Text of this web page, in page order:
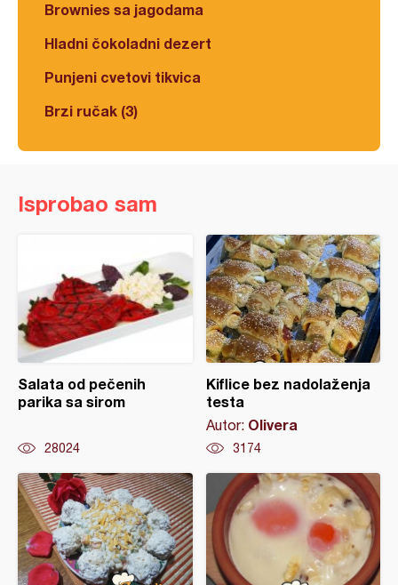
Brownies sa jagodama
Hladni čokoladni dezert
Punjeni cvetovi tikvica
Brzi ručak (3)
Isprobao sam
Salata od pečenih
parika sa sirom
28024
Kiflice bez nadolaženja
testa
Autor: Olivera
3174